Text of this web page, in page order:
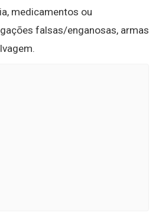
medicamentos ou
falsas/enganosas, armas